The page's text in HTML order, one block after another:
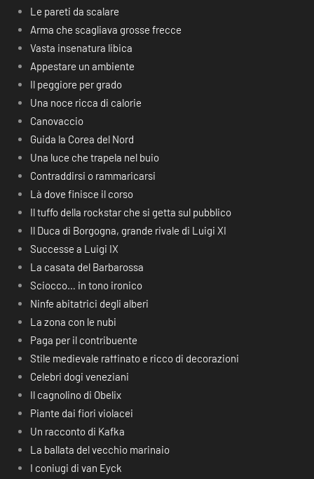
Le pareti da scalare
Arma che scagliava grosse frecce
Vasta insenatura libica
Appestare un ambiente
Il peggiore per grado
Una noce ricca di calorie
Canovaccio
Guida la Corea del Nord
Una luce che trapela nel buio
Contraddirsi o rammaricarsi
Là dove finisce il corso
Il tuffo della rockstar che si getta sul pubblico
Il Duca di Borgogna, grande rivale di Luigi XI
Successe a Luigi IX
La casata del Barbarossa
Sciocco… in tono ironico
Ninfe abitatrici degli alberi
La zona con le nubi
Paga per il contribuente
Stile medievale raffinato e ricco di decorazioni
Celebri dogi veneziani
Il cagnolino di Obelix
Piante dai fiori violacei
Un racconto di Kafka
La ballata del vecchio marinaio
I coniugi di van Eyck